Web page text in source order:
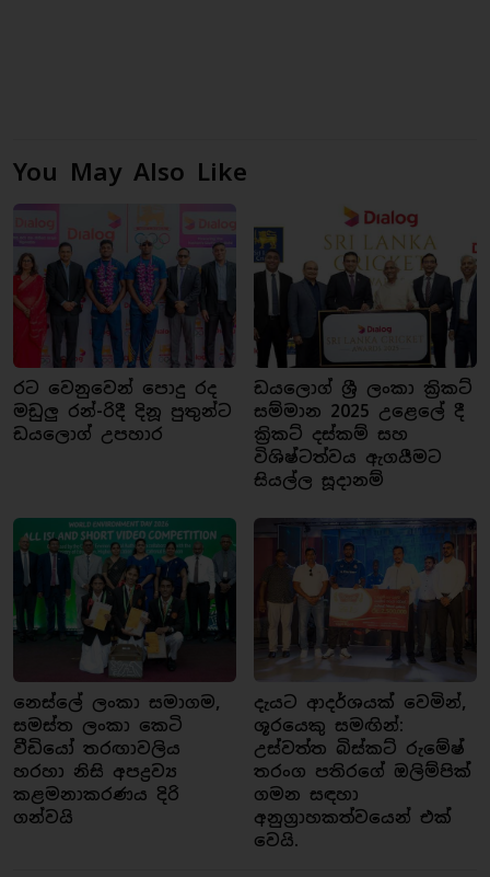
You May Also Like
රට වෙනුවෙන් පොදු රද
මඩුලු රන්-රිදී දිනූ පුතුන්ට
ඩයලොග් උපහාර
ඩයලොග් ශ්‍රී ලංකා ක්‍රිකට්
සම්මාන 2025 උළෙලේ දී
ක්‍රිකට් දස්කම් සහ
විශිෂ්ටත්වය ඇගයීමට
සියල්ල සූදානම්
නෙස්ලේ ලංකා සමාගම,
සමස්ත ලංකා කෙටි
වීඩියෝ තරඟාවලිය
හරහා නිසි අපද්‍රව්‍ය
කළමනාකරණය දිරි
ගන්වයි
දැයට ආදර්ශයක් වෙමින්,
ශූරයෙකු සමඟින්:
උස්වත්ත බිස්කට් රුමේෂ්
තරංග පතිරගේ ඔලිම්පික්
ගමන සඳහා
අනුග්‍රාහකත්වයෙන් එක්
වෙයි.